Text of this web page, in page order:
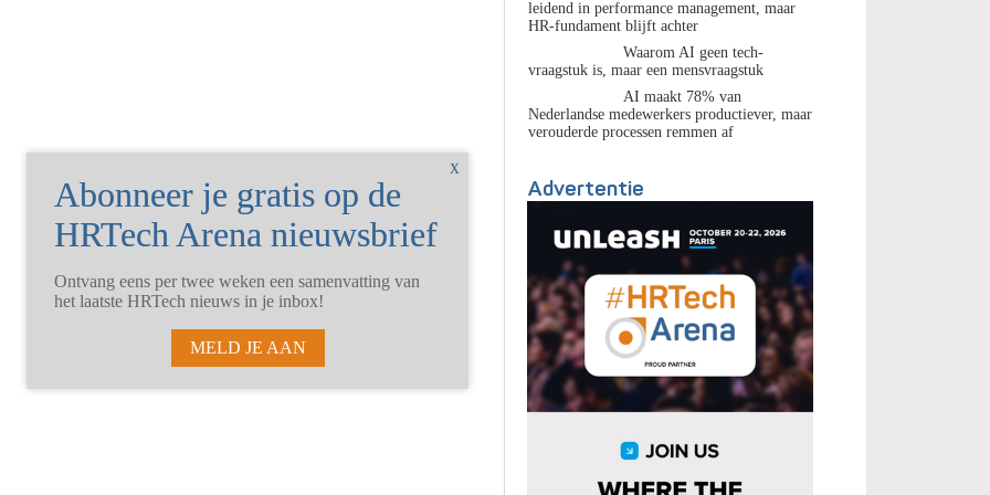
leidend in performance management, maar
HR-fundament blijft achter
Waarom AI geen tech-
vraagstuk is, maar een mensvraagstuk
AI maakt 78% van
Nederlandse medewerkers productiever, maar
verouderde processen remmen af
Advertentie
Ontvang eens per twee weken een samenvatting van
het laatste HRTech nieuws in je inbox!
MELD JE AAN